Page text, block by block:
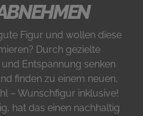
Figur und wollen diese
Durch gezielte
Entspannung senken
finden zu einem neuen,
– Wunschfigur inklusive!
hat das einen nachhaltig